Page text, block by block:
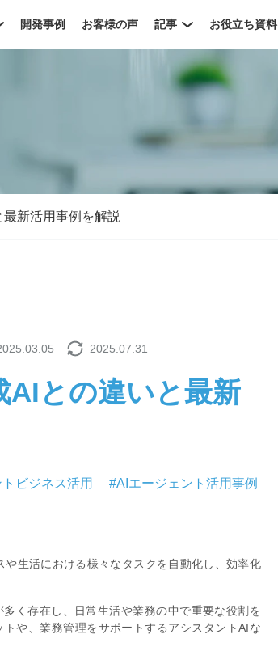
開発事例 お客様の声 記事 お役立ち資料
新活用事例を解説
2025.07.31
AIとの違いと最新
ビジネス活用
#AIエージェント活用事例
生活における様々なタスクを自動化し、効率化
く存在し、日常生活や業務の中で重要な役割を
や、業務管理をサポートするアシスタントAIな